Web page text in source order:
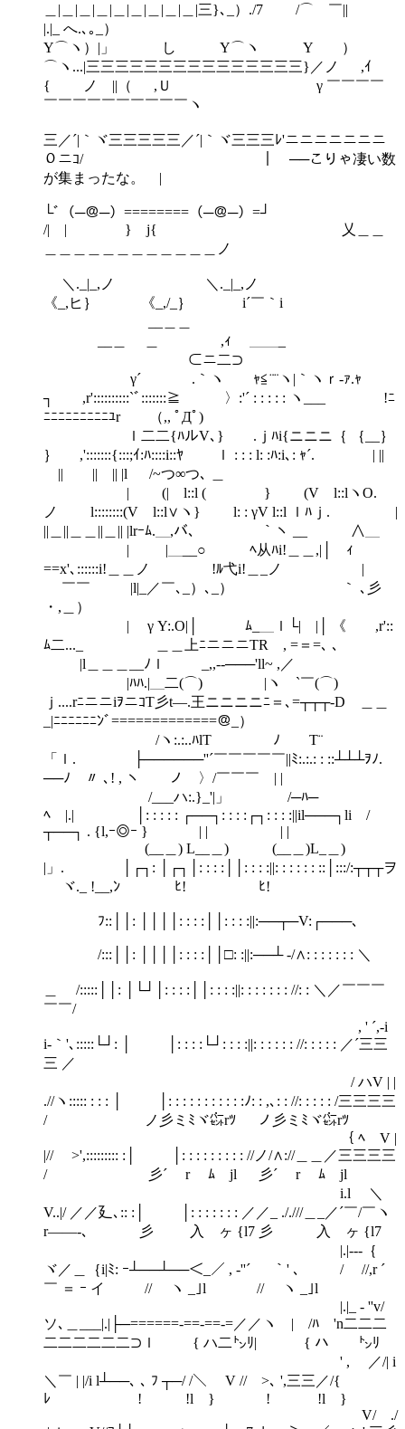
＿|＿|＿|＿|＿|＿|＿|＿|＿|三}､_）./7 /⌒ ￣||
|.|_ へ.､｡_）
Y⌒ヽ）|」 し Y⌒ヽ Y ）
⌒ヽ...|三三三三三三三三三三三三三三三}／ノ ,ｲ
{ ノ ||（ ,Ｕ γ ￣￣￣￣
￣￣￣￣￣￣￣￣￣￣ヽ
三／´|｀ヾ三三三三三／´|｀ヾ三三三ﾚ'ニニニニニニニ
０ニｺ/ ｜ ──こりゃ凄い数
が集まったな。 |
└ﾞ（─＠─）========（─＠─）=┘
/| | } j{ 乂＿＿
＿＿＿＿＿＿＿＿＿＿＿＿ノ
＼._|_,ノ ＼._|_,ノ
《_,ヒ｝ 《_,/_｝ i´￣｀i
__＿ ＿ ,ｨ ＿＿_
⊂ニ二⊃
γ´ .｀ヽ ｬ≦¨¨ヽ|｀ヽｒ‐ｧ.ｬ
┐ ,r'::::::::::`ﾞ:::::::≧ 〉:'´ : : : : : ヽ___ !ﾆ
ﾆﾆﾆﾆﾆﾆﾆﾆﾆﾕr （,, ﾟДﾟ)
ｌ二二{ﾊルV､} .ｊﾊi{ニニニ｛ ｛__｝
｝ ,':::::::{:::;ｲ:ﾊ::::i::ﾔ ｌ : : : l: :ﾊ:i､: ｬ´. | ||
￣||￣￣||￣|| |l /~つ∞つ､ ＿
| (| l::l ( } (V l::lヽO.
ノ l::::::::(V l::l∨ヽ} l: : γV l::l ｌﾊｊ. |
||＿||＿＿||＿|| |lrｰﾑ.＿,バ､ ￣｀ヽ __ ∧＿
| |＿__○ ﾍ从ﾊi!＿＿,|│ ｨ
==x'､::::::i!＿＿ノ !ﾙ弋i!＿_ノ |
￣￣ |l|_／￣､_）､_） ｀ ､彡
・,＿）
| γ Y:.O|│ ﾑ_＿ｌ└| |│ 《 ,r'::
ﾑ二..._ ＿＿上ﾆニニニTR , =＝=､ 、
|l＿＿＿__ﾉｌ _,,--───'ll~ ,／
|ﾊﾊ.|＿二(⌒) |ヽ `￣(⌒)
ｊ....rﾆニニiｦニｺT彡t―.王ニニニニﾆ＝､=┬┬┬-D ＿＿
_|ﾆﾆﾆﾆﾆﾆﾝﾞ=============＠_）
/ヽ:.:..ﾊlΤ ﾉ￣￣T¨
「ｌ. ├──────''´￣￣￣￣￣||ﾐ:.:.: : ::┴┴┴ｦﾉ.
──ﾉ 〃 ､! , ヽ ノ 〉/￣￣￣ | |
/___ハ:.}_'|」 /─ﾊ─
ﾍ |.| │: : : : : ┌──┐: : : :┌┐: : : :||il───┐li /
┬──┐ . {l,ｰ◎ｰ } | | | |
(__＿) L__＿) (__＿)L_＿)
|」. │┌┐: │┌┐│: : : :││: : : :||: : : : : : ::│:::/:┬┬┬ヲ
ヾ._ !__,ﾝ ﾋ! ﾋ!
ﾌ::││: ││││: : : :││: : : :||:──┬─V:┌───､
/:::││: ││││: : : :││□: :||:──┴ ‐/∧: : : : : : : ＼
＿ /:::::││: │└┘│: : : :││: : : :||: : : : : : : //: : ＼／￣￣￣
￣￣/
, ' ´,-i
i-｀'､:::::└┘: │ │: : : :└┘: : : :||: : : : : : //: : : : : ／´三三
三 ／
/ ハV | |
.//ヽ::::: : : : │ │: : : : : : : : : : :ﾉ: : ,､: : //: : : : : /三三三三
/ ノ彡ミﾐヾ㌫rﾂ ノ彡ミﾐヾ㌫rﾂ
｛ ﾍ V |
|// >',::::::::: :│ │: : : : : : : : : //ノ/∧://＿＿／三三三三
/ 彡´ r ﾑ jl 彡´ r ﾑ jl
i.l ＼
V..|/ ／／廴､:: :│ │: : : : : : : ／／_ ././//＿_／´￣/￣ヽ
r――-､ 彡 入 ヶ {l7 彡 入 ヶ {l7
|.|---｛
ヾ／＿｛i|ﾐ: ｰ┴──┴──＜_／ , -''´ ￣ ｀' ､ / //,r ´
￣ ＝ ｰ イ // ヽ _｣l // ヽ _｣l
|.|_ - ''v/
ソ､＿___|.|├─======-==-==-=／／ヽ | /ﾊ 'n二二二
二二二二二二⊃ｌ { ハ二㌧ﾘ| { ハ ㌧ﾘ
' , ／/| i
＼￣ | |/i l┴──､ ､ ﾌ ┬─/ /＼ V // >､ ',三三／/{
ﾚ ! !l } ! !l }
V/ ./